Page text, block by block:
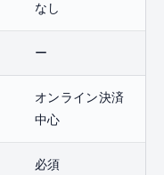
なし
ー
オンライン決済
中心
必須